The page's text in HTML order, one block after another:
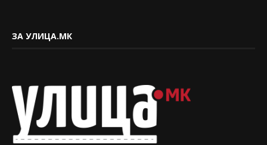
ЗА УЛИЦА.МК